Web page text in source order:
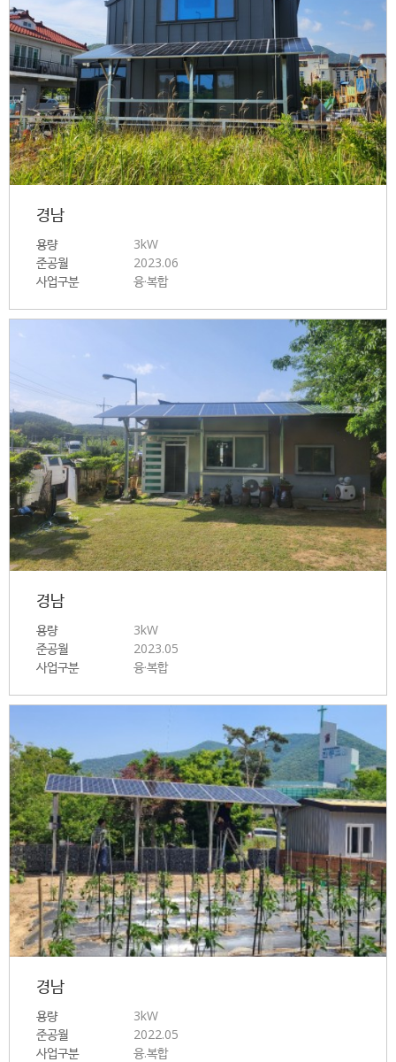
경남
용량
3kW
준공월
2023.06
사업구분
융·복합
경남
용량
3kW
준공월
2023.05
사업구분
융·복합
경남
용량
3kW
준공월
2022.05
사업구분
융.복합